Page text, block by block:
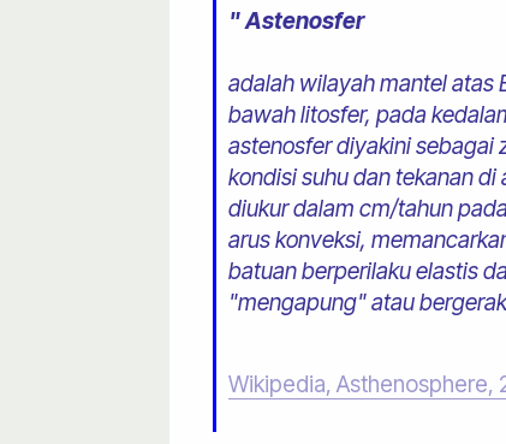
" Astenosfer
adalah wilayah mantel atas
bawah litosfer, pada
astenosfer diyakini sebagai
kondisi suhu dan tekanan
diukur dalam cm/tahun
arus konveksi,
batuan berperilaku elastis
"mengapung" atau
Wikipedia, Asthenosphere,